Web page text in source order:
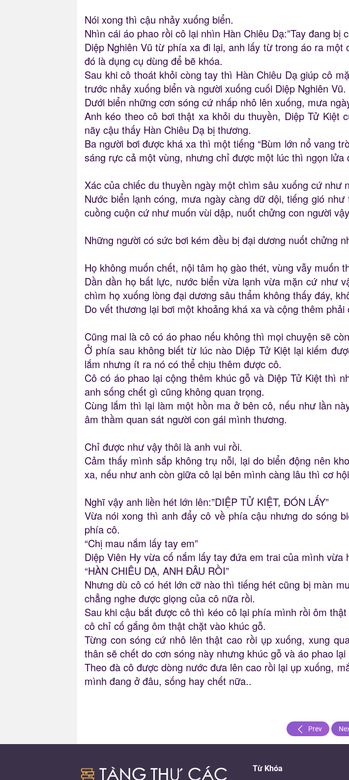
Nói xong thì cậu nhảy xuống biển.
Nhìn cái áo phao rồi cô lại nhìn Hàn Chiêu Dạ:”Tay đang bị
Diệp Nghiên Vũ từ phía xa đi lại, anh lấy từ trong áo ra
đó là dụng cụ dùng để bẽ khóa.
Sau khi cô thoát khỏi còng tay thì Hàn Chiêu Dạ giúp cô
trước nhảy xuống biển và người xuống cuối Diệp Nghiên Vũ.
Dưới biển những cơn sóng cứ nhấp nhô lên xuống, mưa
Anh kéo theo cô bơi thật xa khỏi du thuyền, Diệp Tử Kiệt
nãy cậu thấy Hàn Chiêu Dạ bị thương.
Ba người bơi được khá xa thì một tiếng “Bùm lớn nổ vang
sáng rực cả một vùng, nhưng chỉ được một lúc thì ngọn lửa
Xác của chiếc du thuyền ngày một chìm sâu xuống cứ như
Nước biển lạnh cóng, mưa ngày càng dữ dội, tiếng gió
cuồng cuộn cứ như muốn vùi dập, nuốt chửng con người
Những người có sức bơi kém đều bị đại dương nuốt chửng
Họ không muốn chết, nội tâm họ gào thét, vùng vẫy muốn
Dần dần họ bất lực, nước biển vừa lạnh vừa mặn cứ như
chìm họ xuống lòng đại dương sâu thẩm không thấy đáy,
Do vết thương lại bơi một khoảng khá xa và cộng thêm
Cũng mai là cô có áo phao nếu không thì mọi chuyện sẽ
Ở phía sau không biết từ lúc nào Diệp Tử Kiệt lại kiếm
lắm nhưng ít ra nó có thể chịu thêm được cô.
Cô có áo phao lại cộng thêm khúc gỗ và Diệp Tử Kiệt thì
anh sống chết gì cũng không quan trọng.
Cùng lắm thì lại làm một hồn ma ở bên cô, nếu như lần
âm thầm quan sát người con gái mình thương.
Chỉ được như vậy thôi là anh vui rồi.
Cảm thấy mình sắp không trụ nỗi, lại do biển động nên
xa, nếu như anh còn giữa cô lại bên mình càng lâu thì cơ
Nghĩ vậy anh liền hét lớn lên:”DIỆP TỬ KIỆT, ĐÓN LẤY”
Vừa nói xong thì anh đẩy cô về phía cậu nhưng do sóng
phía cô.
“Chị mau nắm lấy tay em”
Diệp Viên Hy vừa cố nắm lấy tay đứa em trai của mình vừa
“HÀN CHIÊU DẠ, ANH ĐÂU RỒI”
Nhưng dù cô có hét lớn cỡ nào thì tiếng hét cũng bị màn
chẳng nghe được giọng của cô nữa rồi.
Sau khi cậu bắt được cô thì kéo cô lại phía mình rồi ôm
cô chỉ cố gắng ôm thật chặt vào khúc gỗ.
Từng con sóng cứ nhô lên thật cao rồi ụp xuống, xung
thân sẽ chết do cơn sóng này nhưng khúc gỗ và áo phao lại
Theo đà cô được dòng nước đưa lên cao rồi lại ụp xuống,
mình đang ở đâu, sống hay chết nữa..
Prev
Từ Khóa